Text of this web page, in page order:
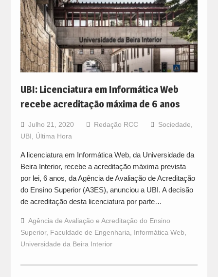
UBI: Licenciatura em Informática Web
recebe acreditação máxima de 6 anos
Julho 21, 2020 Redação RCC Sociedade
UBI
Última Hora
A licenciatura em Informática Web, da Universidade da
Beira Interior, recebe a acreditação máxima prevista
por lei, 6 anos, da Agência de Avaliação de Acreditação
do Ensino Superior (A3ES), anunciou a UBI. A decisão
de acreditação desta licenciatura por parte…
Agência de Avaliação e Acreditação do Ensino
Superior, Faculdade de Engenharia Informática Web
Universidade da Beira Interior